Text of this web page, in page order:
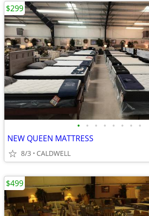
• • • • • • • •
NEW QUEEN MATTRESS
8/3 CALDWELL
$299
$499